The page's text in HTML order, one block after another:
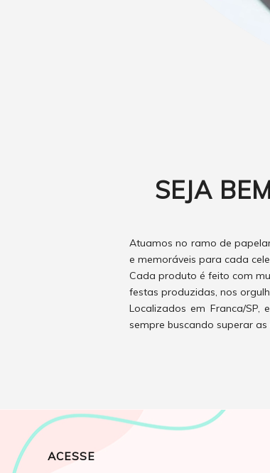
SEJA
Atuamos no ramo de
e memoráveis para cada
Cada produto é feito com
festas produzidas, nos
Localizados em Franca/
sempre buscando superar
ACESSE